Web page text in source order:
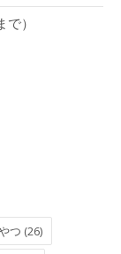
）
つ (26)